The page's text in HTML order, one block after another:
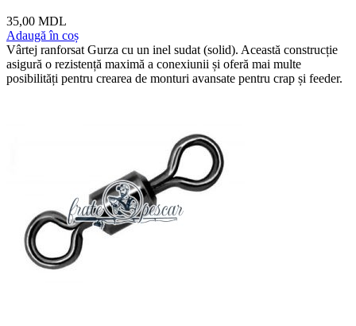
35,00 MDL
Adaugă în coș
Vârtej ranforsat Gurza cu un inel sudat (solid). Această construcție
asigură o rezistență maximă a conexiunii și oferă mai multe
posibilități pentru crearea de monturi avansate pentru crap și feeder.